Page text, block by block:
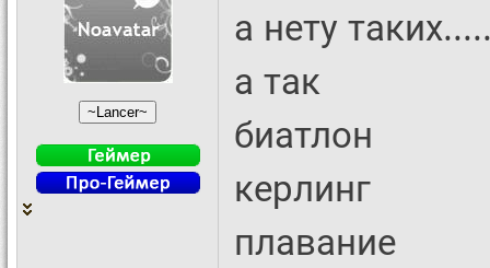
а нету
а так
биатлон
керлинг
плавание